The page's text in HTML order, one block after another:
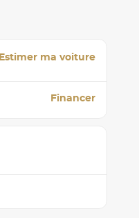
Estimer ma voiture
Financer